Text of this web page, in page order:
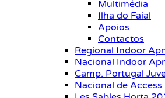
Multimédia
Ilha do Faial
Apoios
Contactos
Regional Indoor
Nacional Indoor
Camp. Portugal
Nacional de